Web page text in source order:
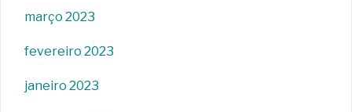
março 2023
fevereiro 2023
janeiro 2023